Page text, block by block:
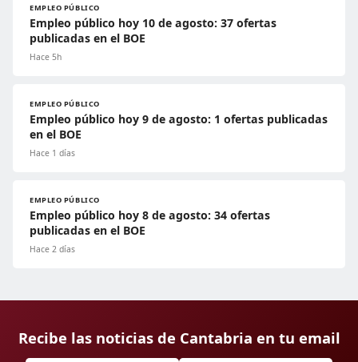
EMPLEO PÚBLICO
Empleo público hoy 10 de agosto: 37 ofertas
publicadas en el BOE
Hace 5h
EMPLEO PÚBLICO
Empleo público hoy 9 de agosto: 1 ofertas publicadas
en el BOE
Hace 1 días
EMPLEO PÚBLICO
Empleo público hoy 8 de agosto: 34 ofertas
publicadas en el BOE
Hace 2 días
Recibe las noticias de Cantabria en tu email